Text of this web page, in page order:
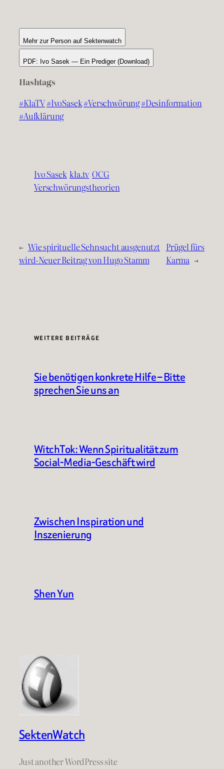
Mehr zur Person auf Sektenwatch
PDF: Ivo Sasek — Ein Prediger (Download)
Hashtags
#KlaTV#IvoSasek#Verschwörung#Desinformation
#Aufklärung
Ivo Sasek kla.tv OCG
Verschwörungstheorien
← Wie spirituelle Sehnsucht ausgenutzt
wird-Neuer Beitrag von Hugo Stamm
Prügel fürs
Karma →
WEITERE BEITRÄGE
Sie benötigen konkrete Hilfe – Bitte
sprechen Sie uns an
WitchTok: Wenn Spiritualität zum
Social-Media-Geschäft wird
Zwischen Inspiration und
Inszenierung
Shen Yun
SektenWatch
Just another WordPress site